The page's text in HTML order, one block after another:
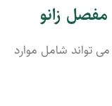
زانو
تواند شامل موارد